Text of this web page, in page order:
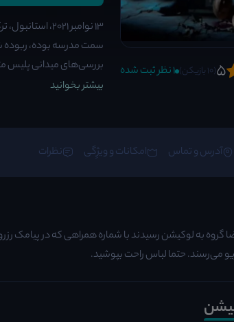
5(10 بازیکن) 1 نظر ثبت شده
سمت مدرسه بوده، ربوده
بررسی‌های میدانی پلیس
بیشتر بخوانید
آدرس و تماس امکانات و ویژِگی نظرات
گروه به لوکیشن رسیدند با شماره همراهی که در پیامک
می‌رسند. حتما لباس راحت بپوشید.